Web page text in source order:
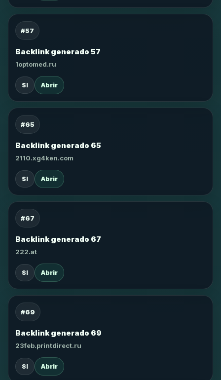
#57
Backlink generado 57
1optomed.ru
SI Abrir
#65
Backlink generado 65
2110.xg4ken.com
SI Abrir
#67
Backlink generado 67
222.at
SI Abrir
#69
Backlink generado 69
23feb.printdirect.ru
SI Abrir